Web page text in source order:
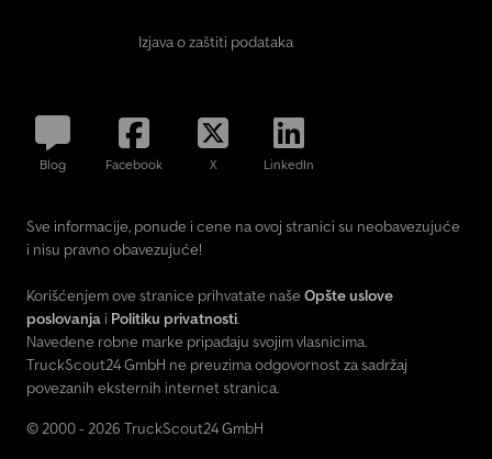
Izjava o zaštiti podataka
Blog Facebook X LinkedIn
Sve informacije, ponude i cene na ovoj stranici su neobavezujuće
i nisu pravno obavezujuće!
Korišćenjem ove stranice prihvatate naše Opšte uslove
poslovanja i Politiku privatnosti.
Navedene robne marke pripadaju svojim vlasnicima.
TruckScout24 GmbH ne preuzima odgovornost za sadržaj
povezanih eksternih internet stranica.
© 2000 - 2026 TruckScout24 GmbH